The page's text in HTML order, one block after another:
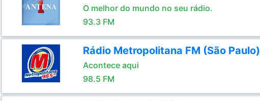
O melhor do mundo no seu rádio.
93.3 FM
Rádio Metropolitana FM (São Paulo)
Acontece aqui
98.5 FM